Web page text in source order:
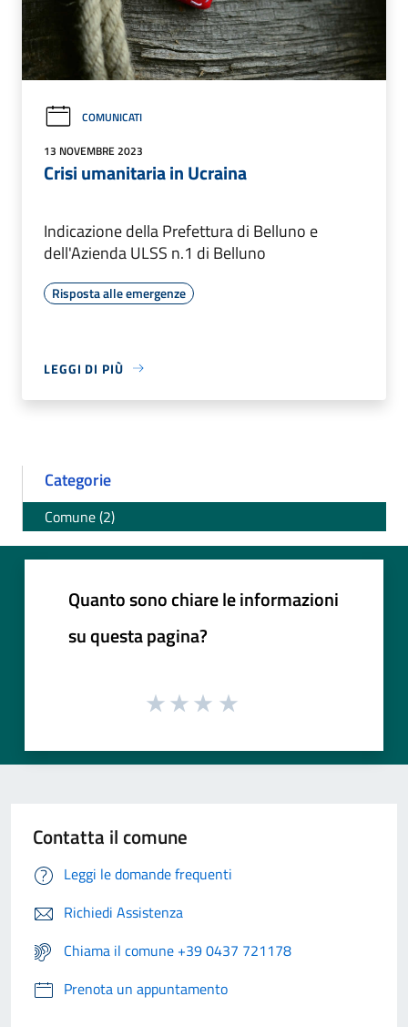
COMUNICATI
13 NOVEMBRE 2023
Crisi umanitaria in Ucraina
Indicazione della Prefettura di Belluno e
dell'Azienda ULSS n.1 di Belluno
Risposta alle emergenze
LEGGI DI PIÙ
Categorie
Comune (2)
Quanto sono chiare le informazioni
su questa pagina?
Contatta il comune
Leggi le domande frequenti
Richiedi Assistenza
Chiama il comune +39 0437 721178
Prenota un appuntamento